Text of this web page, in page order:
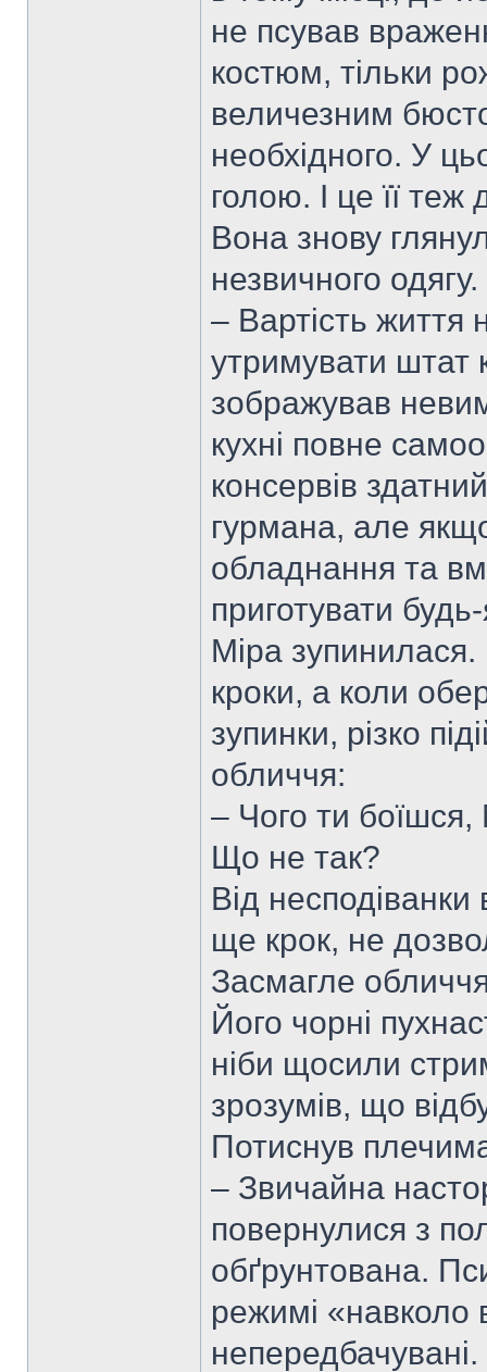
не псував
костюм, тільки
величезним
необхідного. У
голою. І це її теж
Вона знову
незвичного одягу.
– Вартість життя
утримувати штат
зображував
кухні повне
консервів
гурмана, але
обладнання та
приготувати
Міра
кроки, а коли
зупинки, різко
обличчя:
– Чого ти
Що не так?
Від
ще крок, не
Засмагле
Його чорні
ніби щосили
зрозумів, що
Потиснув
– Звичайна
повернулися з
обґрунтована.
режимі «навколо